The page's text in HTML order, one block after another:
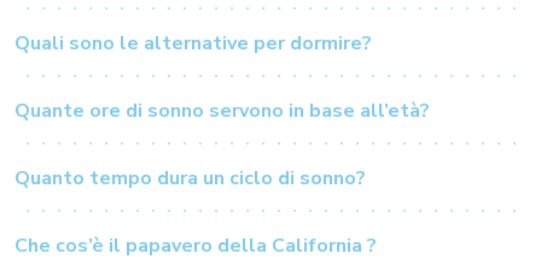
Quali sono le alternative per dormire?
Quante ore di sonno servono in base all’età?
Quanto tempo dura un ciclo di sonno?
Che cos’è il papavero della California ?